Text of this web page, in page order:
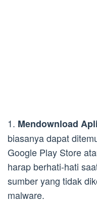
1. Mendownload
biasanya dapat
Google Play Store
harap berhati-hati
sumber yang tidak
malware.